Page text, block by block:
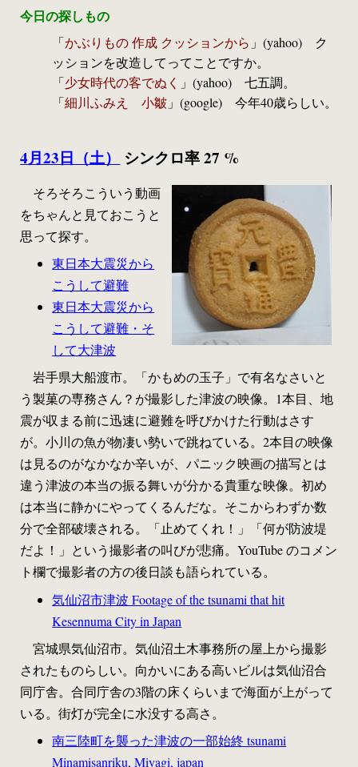
今日の探しもの
「かぶりもの 作成 クッションから 」(yahoo) ク
ッションを改造してってことですか。
「少女時代の客でぬく 」(yahoo) 七五調。
「細川ふみえ 小皺 」(google) 今年40歳らしい。
4月23日（土） シンクロ率 27 %
そろそろこういう動画
をちゃんと見ておこうと
思って探す。
東日本大震災から
こうして避難
東日本大震災から
こうして避難・そ
して大津波
岩手県大船渡市。「かもめの玉子」で有名なさいと
う製菓の専務さん？が撮影した津波の映像。1本目、地
震が収まる前に迅速に避難を呼びかけた行動はさす
が。小川の魚が物凄い勢いで跳ねている。2本目の映像
は見るのがなかなか辛いが、パニック映画の描写とは
違う津波の本当の振る舞いが分かる貴重な映像。初め
は本当に静かにやってくるんだな。そこからわずか数
分で全部破壊される。「止めてくれ！」「何が防波堤
だよ！」という撮影者の叫びが悲痛。YouTube のコメン
ト欄で撮影者の方の後日談も語られている。
気仙沼市津波 Footage of the tsunami that hit
Kesennuma City in Japan
宮城県気仙沼市。気仙沼土木事務所の屋上から撮影
されたものらしい。向かいにある高いビルは気仙沼合
同庁舎。合同庁舎の3階の床くらいまで海面が上がって
いる。街灯が完全に水没する高さ。
南三陸町を襲った津波の一部始終 tsunami
Minamisanriku, Miyagi, japan